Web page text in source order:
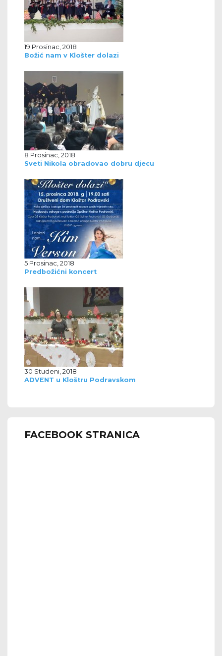
19 Prosinac, 2018
Božić nam v Klošter dolazi
8 Prosinac, 2018
Sveti Nikola obradovao dobru djecu
5 Prosinac, 2018
Predbožićni koncert
30 Studeni, 2018
ADVENT u Kloštru Podravskom
FACEBOOK STRANICA